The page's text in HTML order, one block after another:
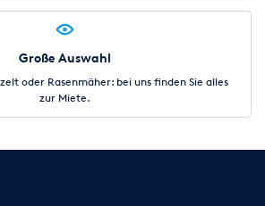
Große Auswahl
oder Rasenmäher: bei uns finden Sie alles
zur Miete.